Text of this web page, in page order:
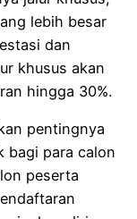
lebih besar
dan
khusus akan
hingga 30%.
pentingnya
bagi para calon
peserta